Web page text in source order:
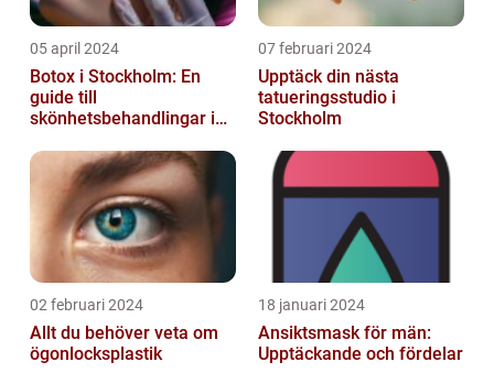
05 april 2024
Botox i Stockholm: En
guide till
skönhetsbehandlingar i
07 februari 2024
Upptäck din nästa
tatueringsstudio i
Stockholm
02 februari 2024
Allt du behöver veta om
ögonlocksplastik
18 januari 2024
Ansiktsmask för män:
Upptäckande och fördelar